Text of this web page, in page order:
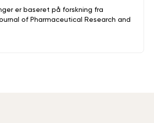
er baseret på forskning fra
of Pharmaceutical Research and